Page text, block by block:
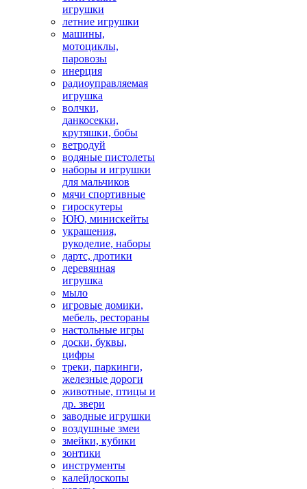
игрушки
летние игрушки
машины,
мотоциклы,
паровозы
инерция
радиоуправляемая
игрушка
волчки,
данкосекки,
крутяшки, бобы
ветродуй
водяные пистолеты
наборы и игрушки
для мальчиков
мячи спортивные
гироскутеры
ЮЮ, минискейты
украшения,
рукоделие, наборы
дартс, дротики
деревянная
игрушка
мыло
игровые домики,
мебель, рестораны
настольные игры
доски, буквы,
цифры
треки, паркинги,
железные дороги
животные, птицы и
др. звери
заводные игрушки
воздушные змеи
змейки, кубики
зонтики
инструменты
калейдоскопы